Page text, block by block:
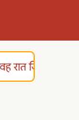
जिसने सब बदल